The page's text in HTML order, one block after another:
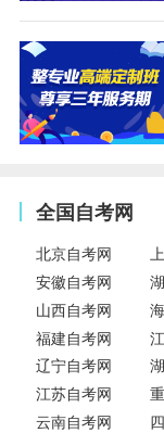
全国自考网
北京自考网
安徽自考网
山西自考网
福建自考网
辽宁自考网
江苏自考网
云南自考网